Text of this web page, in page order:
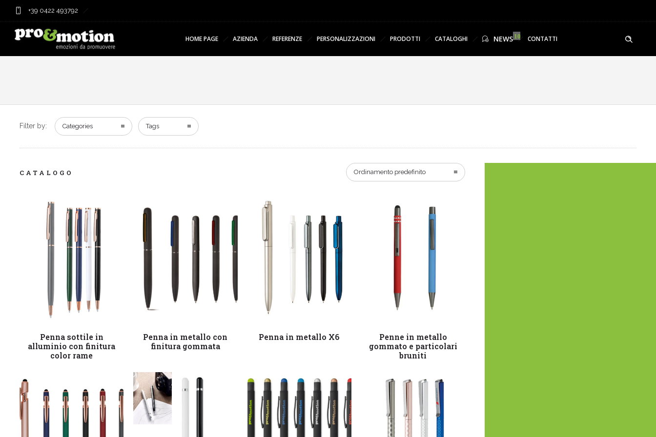
+39 0422 493792
HOME PAGE AZIENDA REFERENZE PERSONALIZZAZIONI PRODOTTI CATALOGHI NEWS CONTATTI
Filter by: Categories Tags
CATALOGO Ordinamento predefinito
Leggi tutto
Penna sottile in
alluminio con finitura
color rame
Leggi tutto
Penna in metallo con
finitura gommata
Leggi tutto
Penna in metallo X6 Leggi tutto
Penne in metallo
gommato e particolari
bruniti